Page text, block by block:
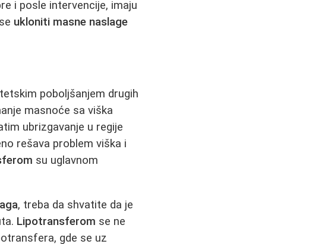
i posle intervencije, imaju
ukloniti masne naslage
poboljšanjem drugih
masnoće sa viška
ubrizgavanje u regije
rešava problem viška i
su uglavnom
, treba da shvatite da je
Lipotransferom se ne
gde se uz